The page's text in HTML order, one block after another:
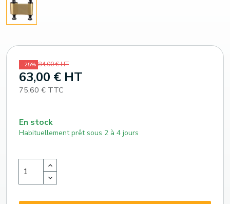
- 25% 84,00 € HT
63,00 € HT
75,60 € TTC
En stock
Habituellement prêt sous 2 à 4 jours